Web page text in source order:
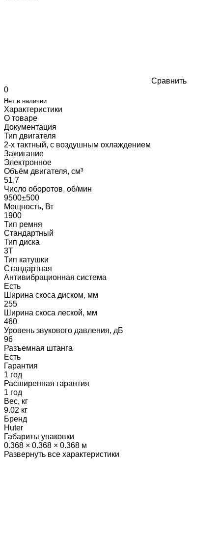
Сравнить
0
Нет в наличии
Характеристики
О товаре
Документация
Тип двигателя
2-х тактный, с воздушным охлаждением
Зажигание
Электронное
Объём двигателя, см³
51,7
Число оборотов, об/мин
9500±500
Мощность, Вт
1900
Тип ремня
Стандартный
Тип диска
3Т
Тип катушки
Стандартная
Антивибрационная система
Есть
Ширина скоса диском, мм
255
Ширина скоса леской, мм
460
Уровень звукового давления, дБ
96
Разъемная штанга
Есть
Гарантия
1 год
Расширенная гарантия
1 год
Вес, кг
9.02 кг
Бренд
Huter
Габариты упаковки
0.368 × 0.368 × 0.368 м
Развернуть все характеристики